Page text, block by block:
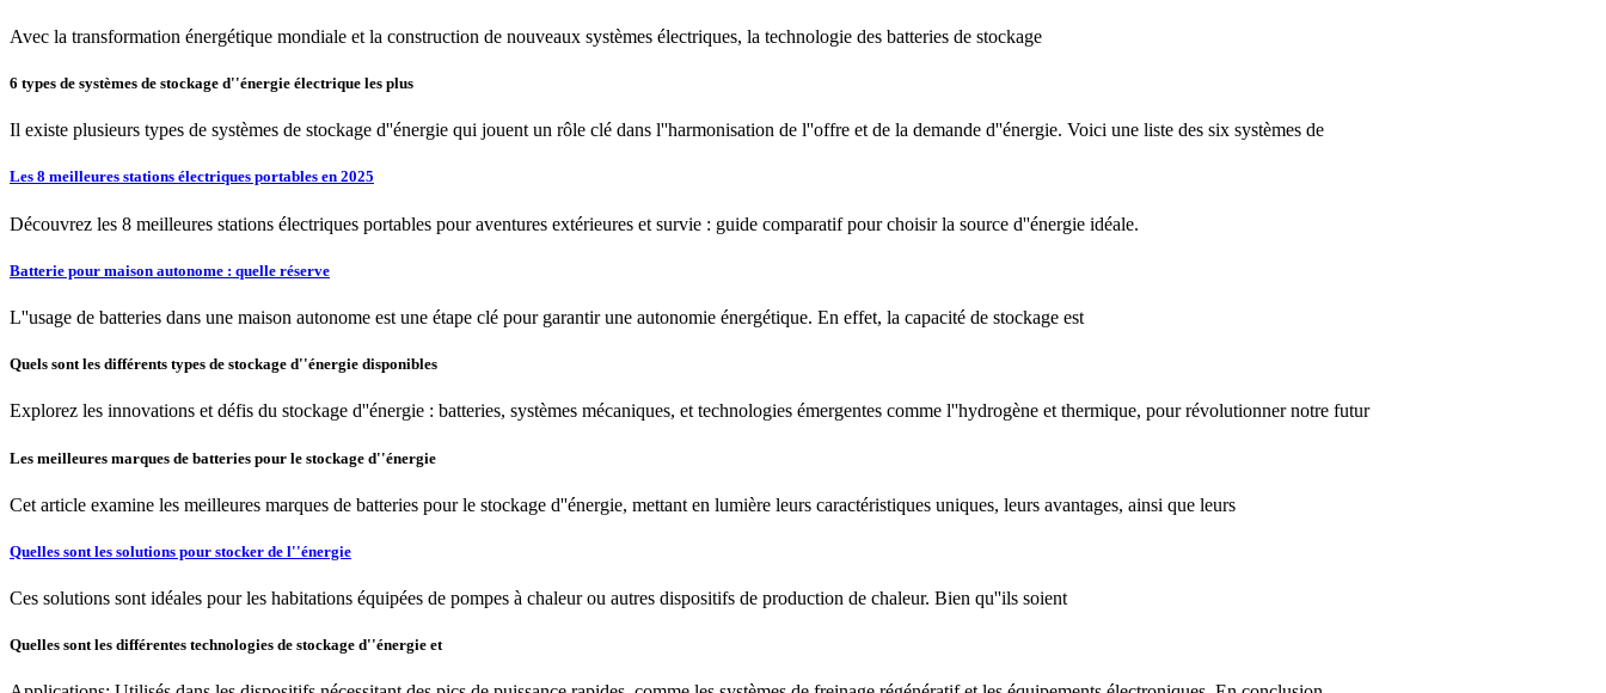
Avec la transformation énergétique mondiale et la construction de nouveaux systèmes électriques, la technologie des batteries de stockage
6 types de systèmes de stockage d''énergie électrique les plus
Il existe plusieurs types de systèmes de stockage d''énergie qui jouent un rôle clé dans l''harmonisation de l''offre et de la demande d''énergie. Voici une liste des six systèmes de
Les 8 meilleures stations électriques portables en 2025
Découvrez les 8 meilleures stations électriques portables pour aventures extérieures et survie : guide comparatif pour choisir la source d''énergie idéale.
Batterie pour maison autonome : quelle réserve
L''usage de batteries dans une maison autonome est une étape clé pour garantir une autonomie énergétique. En effet, la capacité de stockage est
Quels sont les différents types de stockage d''énergie disponibles
Explorez les innovations et défis du stockage d''énergie : batteries, systèmes mécaniques, et technologies émergentes comme l''hydrogène et thermique, pour révolutionner notre futur
Les meilleures marques de batteries pour le stockage d''énergie
Cet article examine les meilleures marques de batteries pour le stockage d''énergie, mettant en lumière leurs caractéristiques uniques, leurs avantages, ainsi que leurs
Quelles sont les solutions pour stocker de l''énergie
Ces solutions sont idéales pour les habitations équipées de pompes à chaleur ou autres dispositifs de production de chaleur. Bien qu''ils soient
Quelles sont les différentes technologies de stockage d''énergie et